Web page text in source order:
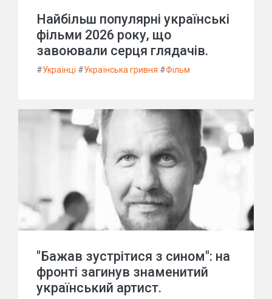
Найбільш популярні українські
фільми 2026 року, що
завоювали серця глядачів.
#Українці #Українська гривня #Фільм
"Бажав зустрітися з сином": на
фронті загинув знаменитий
український артист.